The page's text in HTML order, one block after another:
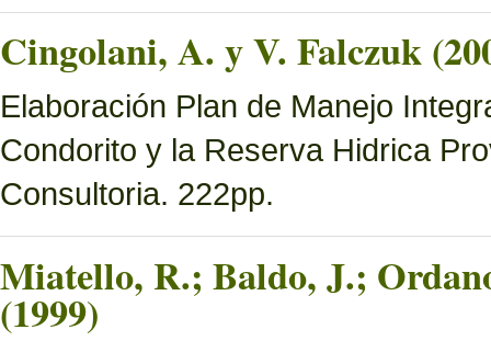
Cingolani, A. y V. Falczuk
Elaboración Plan de Manejo
Condorito y la Reserva Hidrica
Consultoria. 222pp.
Miatello, R.; Baldo, J.;
(1999)